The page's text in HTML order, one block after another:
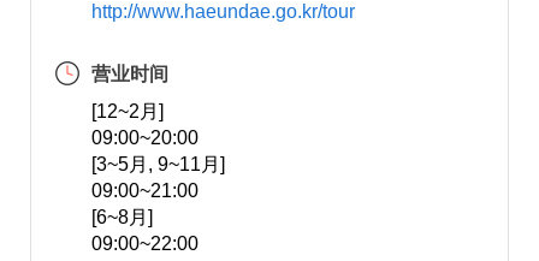
http://www.haeundae.go.kr/tour
营业时间
[12~2月]
09:00~20:00
[3~5月, 9~11月]
09:00~21:00
[6~8月]
09:00~22:00